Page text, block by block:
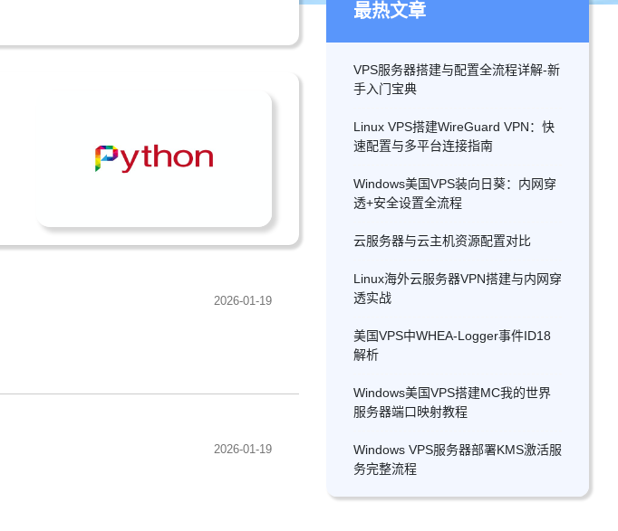
2026-01-19
2026-01-19
最热文章
VPS服务器搭建与配置全流程详解-新
手入门宝典
Linux VPS搭建WireGuard VPN：快
速配置与多平台连接指南
Windows美国VPS装向日葵：内网穿
透+安全设置全流程
云服务器与云主机资源配置对比
Linux海外云服务器VPN搭建与内网穿
透实战
美国VPS中WHEA-Logger事件ID18
解析
Windows美国VPS搭建MC我的世界
服务器端口映射教程
Windows VPS服务器部署KMS激活服
务完整流程